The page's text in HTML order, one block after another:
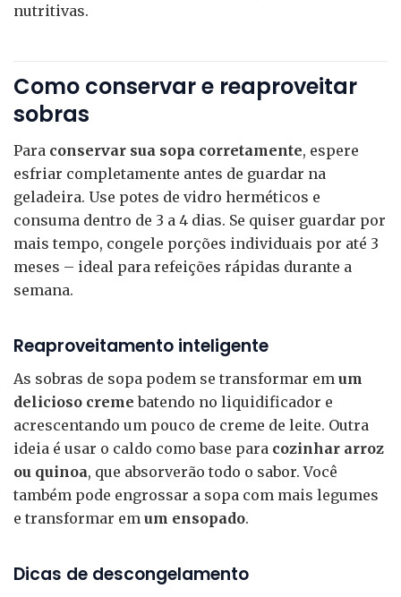
nutritivas.
Como conservar e reaproveitar
sobras
Para conservar sua sopa corretamente, espere
esfriar completamente antes de guardar na
geladeira. Use potes de vidro herméticos e
consuma dentro de 3 a 4 dias. Se quiser guardar por
mais tempo, congele porções individuais por até 3
meses – ideal para refeições rápidas durante a
semana.
Reaproveitamento inteligente
As sobras de sopa podem se transformar em um
delicioso creme batendo no liquidificador e
acrescentando um pouco de creme de leite. Outra
ideia é usar o caldo como base para cozinhar arroz
ou quinoa, que absorverão todo o sabor. Você
também pode engrossar a sopa com mais legumes
e transformar em um ensopado.
Dicas de descongelamento